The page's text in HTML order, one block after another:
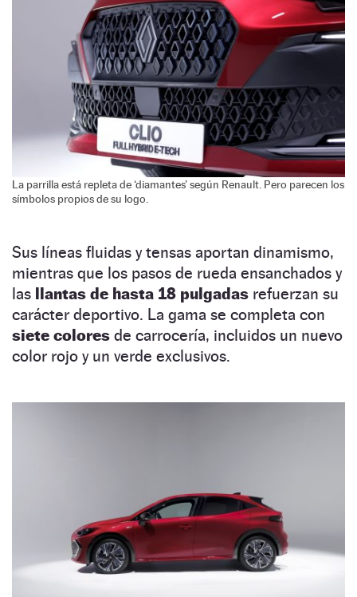
La parrilla está repleta de ‘diamantes’ según Renault. Pero parecen los
símbolos propios de su logo.
Sus líneas fluidas y tensas aportan dinamismo,
mientras que los pasos de rueda ensanchados y
las llantas de hasta 18 pulgadas refuerzan su
carácter deportivo. La gama se completa con
siete colores de carrocería, incluidos un nuevo
color rojo y un verde exclusivos.